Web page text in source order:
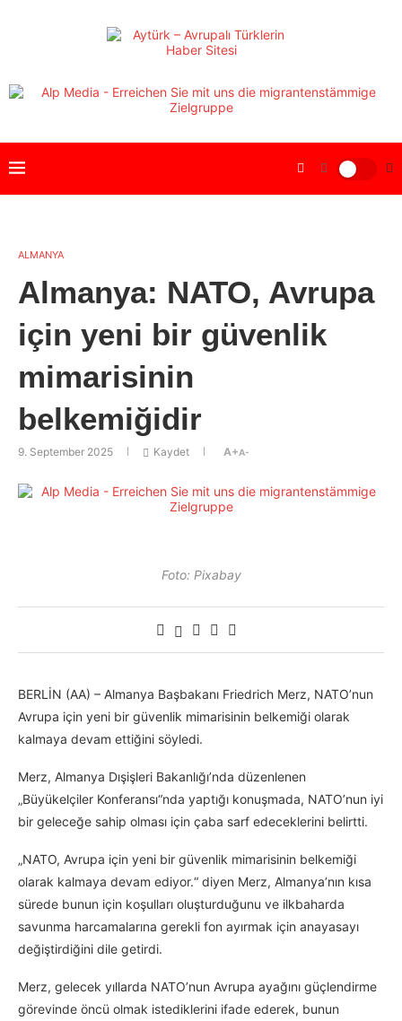
ALMANYA
Almanya: NATO, Avrupa
için yeni bir güvenlik
mimarisinin
belkemiğidir
9. September 2025 Kaydet A+A-
Foto: Pixabay
BERLİN (AA) – Almanya Başbakanı Friedrich Merz, NATO’nun
Avrupa için yeni bir güvenlik mimarisinin belkemiği olarak
kalmaya devam ettiğini söyledi.
Merz, Almanya Dışişleri Bakanlığı’nda düzenlenen
„Büyükelçiler Konferansı“nda yaptığı konuşmada, NATO’nun iyi
bir geleceğe sahip olması için çaba sarf edeceklerini belirtti.
„NATO, Avrupa için yeni bir güvenlik mimarisinin belkemiği
olarak kalmaya devam ediyor.“ diyen Merz, Almanya’nın kısa
sürede bunun için koşulları oluşturduğunu ve ilkbaharda
savunma harcamalarına gerekli fon ayırmak için anayasayı
değiştirdiğini dile getirdi.
Merz, gelecek yıllarda NATO’nun Avrupa ayağını güçlendirme
görevinde öncü olmak istediklerini ifade ederek, bunun